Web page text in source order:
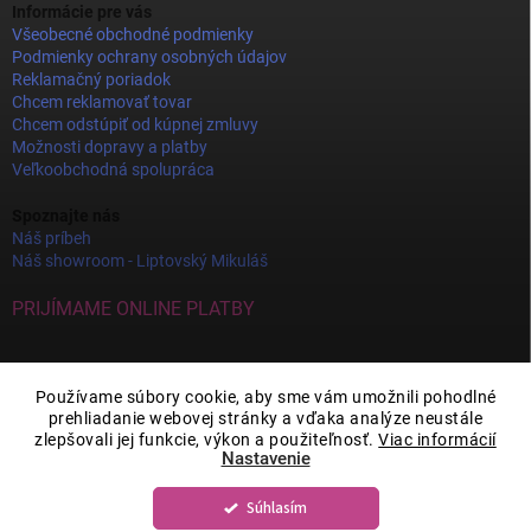
Používame súbory cookie, aby sme vám umožnili pohodlné
prehliadanie webovej stránky a vďaka analýze neustále
zlepšovali jej funkcie, výkon a použiteľnosť.Viac informácií
Nastavenie
Súhlasím
Informácie pre vás
Všeobecné obchodné podmienky
Podmienky ochrany osobných údajov
Reklamačný poriadok
Chcem reklamovať tovar
Chcem odstúpiť od kúpnej zmluvy
Možnosti dopravy a platby
Veľkoobchodná spolupráca
Náš príbeh
Náš showroom - Liptovský Mikuláš
PRIJÍMAME ONLINE PLATBY
. Všetky práva vyhradené.